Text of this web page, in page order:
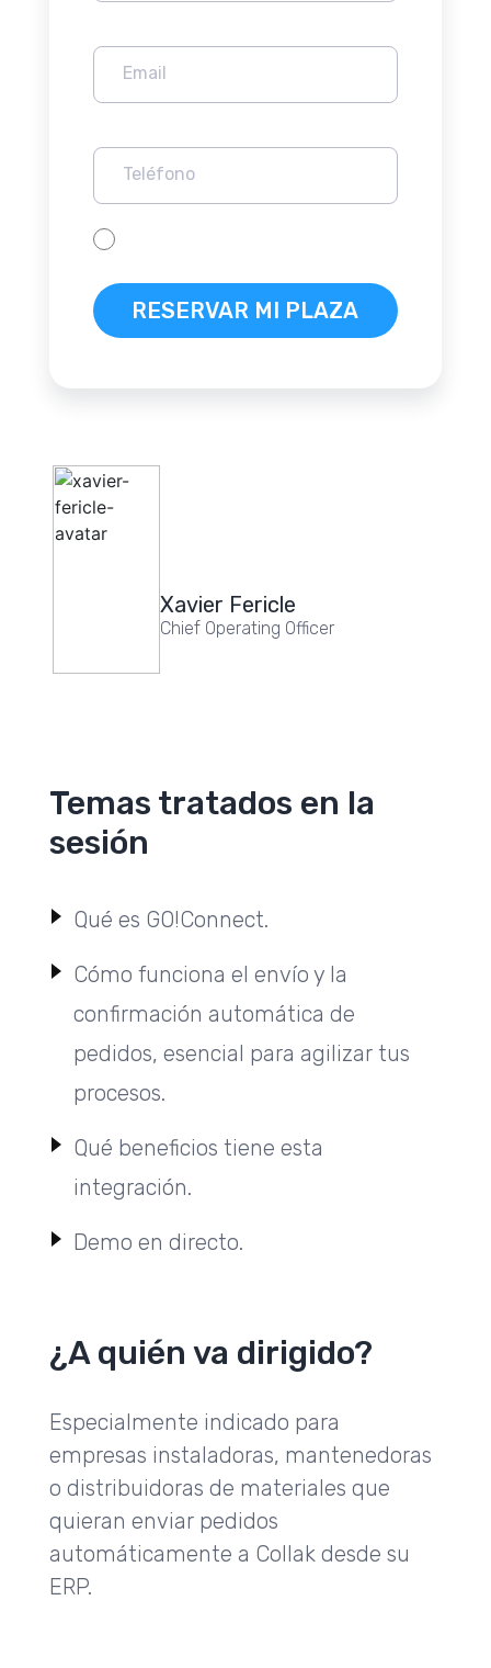
Xavier Fericle
Chief Operating Officer
Temas tratados en la
sesión
Qué es GO!Connect.
Cómo funciona el envío y la
confirmación automática de
pedidos, esencial para agilizar tus
procesos.
Qué beneficios tiene esta
integración.
Demo en directo.
¿A quién va dirigido?
Especialmente indicado para
empresas instaladoras, mantenedoras
o distribuidoras de materiales que
quieran enviar pedidos
automáticamente a Collak desde su
ERP.